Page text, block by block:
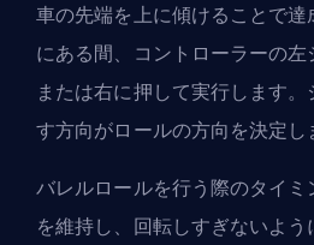
車の先端を上に傾けることで
にある間、コントローラーの
または右に押して実行します
す方向がロールの方向を決定し
バレルロールを行う際のタイ
を維持し、回転しすぎないよ